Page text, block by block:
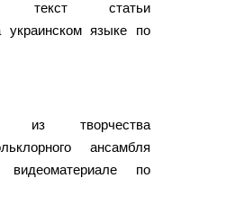
текст статьи
украинском языке по
из творчества
ансамбля
по